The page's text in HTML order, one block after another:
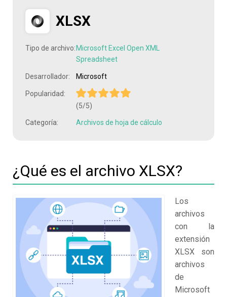
XLSX
Tipo de archivo: Microsoft Excel Open XML
Spreadsheet
Desarrollador: Microsoft
Popularidad:
(5/5)
Categoría: Archivos de hoja de cálculo
¿Qué es el archivo XLSX?
Los
archivos
con la
extensión
XLSX son
archivos
de
Microsoft